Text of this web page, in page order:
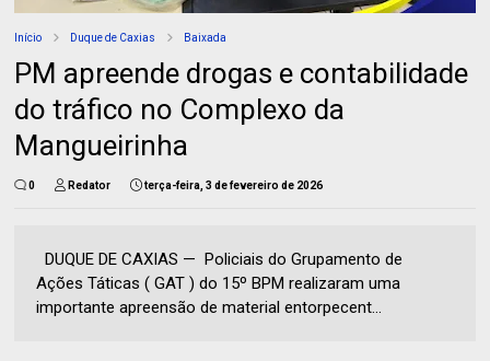
Início Duque de Caxias Baixada
PM apreende drogas e contabilidade
do tráfico no Complexo da
Mangueirinha
0 Redator terça-feira, 3 de fevereiro de 2026
DUQUE DE CAXIAS — Policiais do Grupamento de
Ações Táticas ( GAT ) do 15º BPM realizaram uma
importante apreensão de material entorpecent...